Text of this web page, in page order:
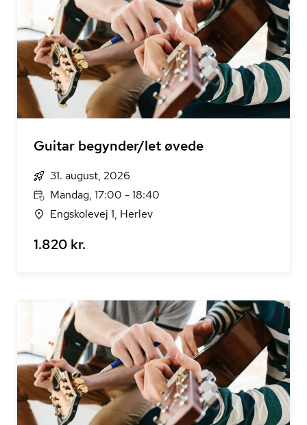
Guitar begynder/let øvede
31. august, 2026
Mandag, 17:00 - 18:40
Engskolevej 1, Herlev
1.820 kr.